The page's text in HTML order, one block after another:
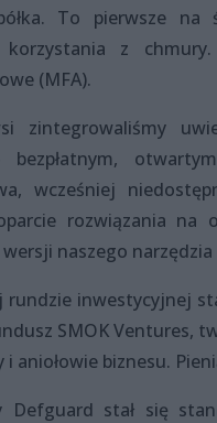
To pierwsze
korzystania z
(MFA).
zintegrowaliśmy
bezpłatnym,
wcześniej
rozwiązania na
naszego
rundzie inwestycyjnej
SMOK Ventures,
i aniołowie biznesu.
Defguard stał się